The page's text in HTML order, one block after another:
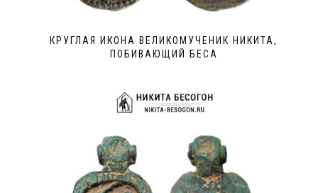
КРУГЛАЯ ИКОНА ВЕЛИКОМУЧЕНИК НИКИТА,
ПОБИВАЮЩИЙ БЕСА